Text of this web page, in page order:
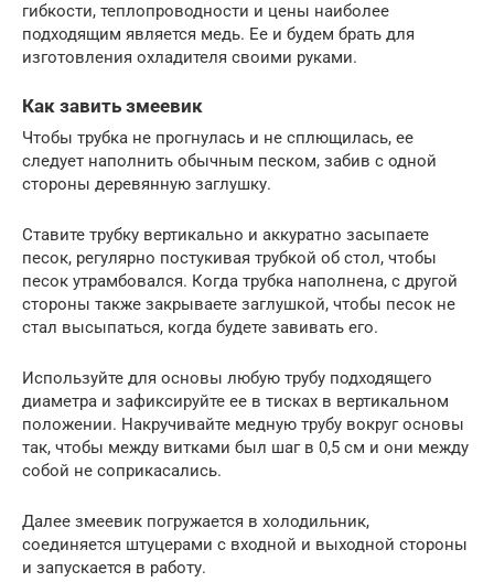
гибкости, теплопроводности и цены наиболее
подходящим является медь. Ее и будем брать для
изготовления охладителя своими руками.
Как завить змеевик
Чтобы трубка не прогнулась и не сплющилась, ее
следует наполнить обычным песком, забив с одной
стороны деревянную заглушку.
Ставите трубку вертикально и аккуратно засыпаете
песок, регулярно постукивая трубкой об стол, чтобы
песок утрамбовался. Когда трубка наполнена, с другой
стороны также закрываете заглушкой, чтобы песок не
стал высыпаться, когда будете завивать его.
Используйте для основы любую трубу подходящего
диаметра и зафиксируйте ее в тисках в вертикальном
положении. Накручивайте медную трубу вокруг основы
так, чтобы между витками был шаг в 0,5 см и они между
собой не соприкасались.
Далее змеевик погружается в холодильник,
соединяется штуцерами с входной и выходной стороны
и запускается в работу.